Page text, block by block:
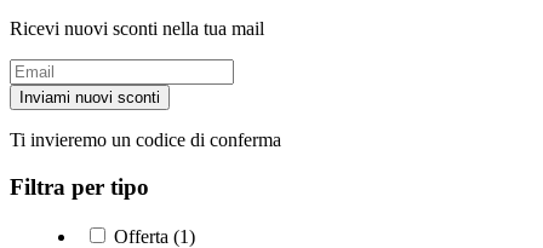
Ricevi nuovi sconti nella tua mail
Inviami nuovi sconti
Ti invieremo un codice di conferma
Filtra per tipo
Offerta (1)